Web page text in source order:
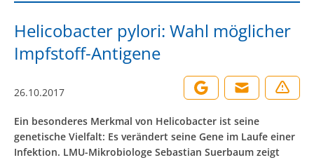
Helicobacter pylori: Wahl möglicher
Impfstoff-Antigene
26.10.2017
Ein besonderes Merkmal von Helicobacter ist seine
genetische Vielfalt: Es verändert seine Gene im Laufe einer
Infektion. LMU-Mikrobiologe Sebastian Suerbaum zeigt